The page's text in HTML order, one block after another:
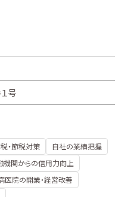
号
・節税対策
自社の業績把握
機関からの信用力向上
医院の開業・経営改善